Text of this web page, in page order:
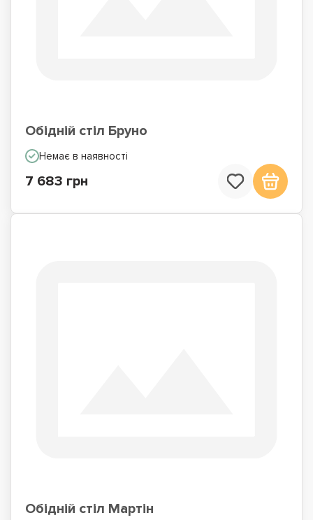
Обідній стіл Бруно
Немає в наявності
7 683 грн
Обідній стіл Мартін